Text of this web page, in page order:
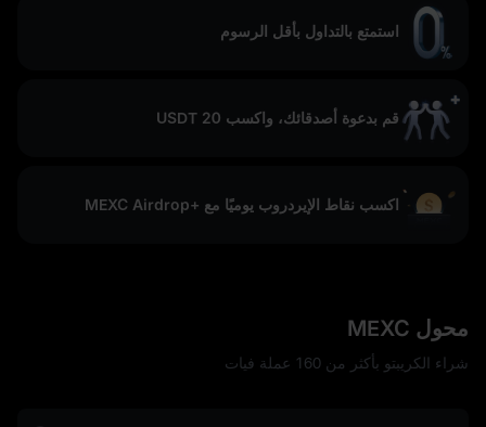
استمتع بالتداول بأقل الرسوم
قم بدعوة أصدقائك، واكسب 20 USDT
اكسب نقاط الإيردروب يوميًا مع +MEXC Airdrop
محول MEXC
شراء الكريبتو بأكثر من 160 عملة فيات